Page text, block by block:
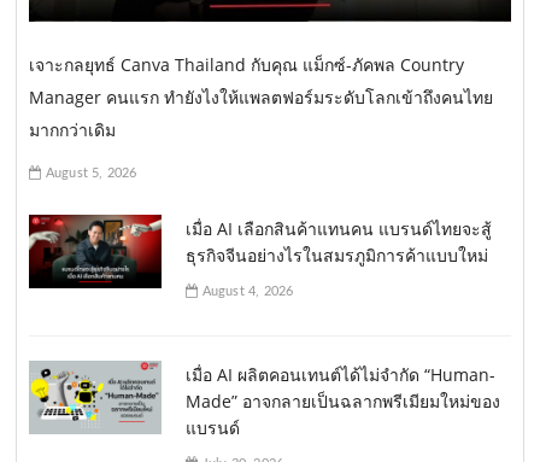
เจาะกลยุทธ์ Canva Thailand กับคุณ แม็กซ์-ภัคพล Country
Manager คนแรก ทำยังไงให้แพลตฟอร์มระดับโลกเข้าถึงคนไทย
มากกว่าเดิม
August 5, 2026
เมื่อ AI เลือกสินค้าแทนคน แบรนด์ไทยจะสู้
ธุรกิจจีนอย่างไรในสมรภูมิการค้าแบบใหม่
August 4, 2026
เมื่อ AI ผลิตคอนเทนต์ได้ไม่จำกัด “Human-
Made” อาจกลายเป็นฉลากพรีเมียมใหม่ของ
แบรนด์